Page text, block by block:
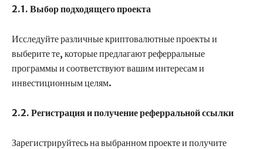
2.1. Выбор подходящего проекта
Исследуйте различные криптовалютные проекты и
выберите те, которые предлагают реферральные
программы и соответствуют вашим интересам и
инвестиционным целям.
2.2. Регистрация и получение реферральной ссылки
Зарегистрируйтесь на выбранном проекте и получите